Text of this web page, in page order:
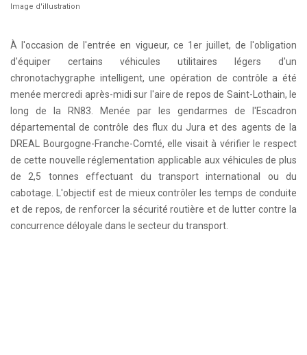
Image d'illustration
À l'occasion de l'entrée en vigueur, ce 1er juillet, de l'obligation
d'équiper certains véhicules utilitaires légers d'un
chronotachygraphe intelligent, une opération de contrôle a été
menée mercredi après-midi sur l'aire de repos de Saint-Lothain, le
long de la RN83. Menée par les gendarmes de l'Escadron
départemental de contrôle des flux du Jura et des agents de la
DREAL Bourgogne-Franche-Comté, elle visait à vérifier le respect
de cette nouvelle réglementation applicable aux véhicules de plus
de 2,5 tonnes effectuant du transport international ou du
cabotage. L'objectif est de mieux contrôler les temps de conduite
et de repos, de renforcer la sécurité routière et de lutter contre la
concurrence déloyale dans le secteur du transport.